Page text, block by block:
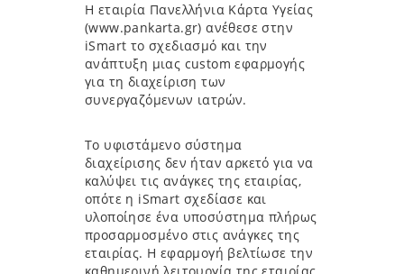
Η εταιρία Πανελλήνια Κάρτα Υγείας
(www.pankarta.gr) ανέθεσε στην
iSmart το σχεδιασμό και την
ανάπτυξη μιας custom εφαρμογής
για τη διαχείριση των
συνεργαζόμενων ιατρών.
Το υφιστάμενο σύστημα
διαχείρισης δεν ήταν αρκετό για να
καλύψει τις ανάγκες της εταιρίας,
οπότε η iSmart σχεδίασε και
υλοποίησε ένα υποσύστημα πλήρως
προσαρμοσμένο στις ανάγκες της
εταιρίας. Η εφαρμογή βελτίωσε την